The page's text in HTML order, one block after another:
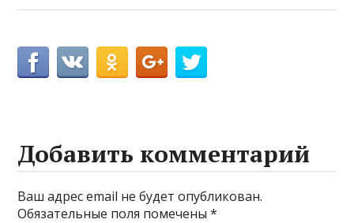
Добавить комментарий
Ваш адрес email не будет опубликован.
Обязательные поля помечены*